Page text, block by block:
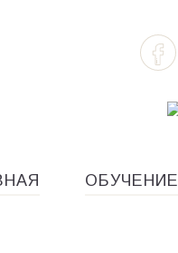
ОБУЧЕНИЕ